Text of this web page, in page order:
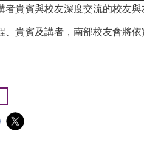
貴賓與校友深度交流的校友與
、貴賓及講者，南部校友會將依